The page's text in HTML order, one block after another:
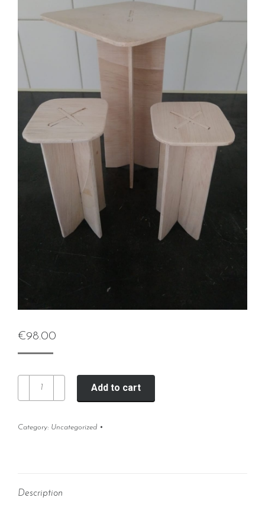
€98.00
Statafel
set
Add to cart
Category: Uncategorized
Description